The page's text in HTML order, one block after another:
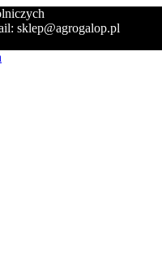
sklep@agrogalop.pl